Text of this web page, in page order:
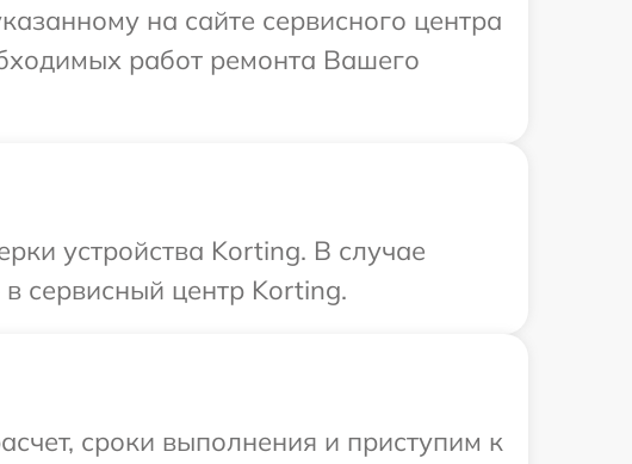
на сайте сервисного центра
работ ремонта Вашего
устройства Korting. В случае
сервисный центр Korting.
сроки выполнения и приступим к